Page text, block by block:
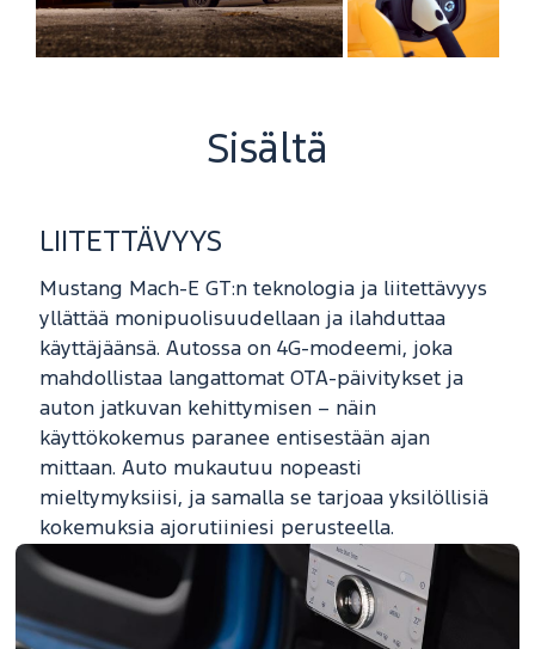
Sisältä
LIITETTÄVYYS
Mustang Mach-E GT:n teknologia ja liitettävyys
yllättää monipuolisuudellaan ja ilahduttaa
käyttäjäänsä. Autossa on 4G-modeemi, joka
mahdollistaa langattomat OTA-päivitykset ja
auton jatkuvan kehittymisen – näin
käyttökokemus paranee entisestään ajan
mittaan. Auto mukautuu nopeasti
mieltymyksiisi, ja samalla se tarjoaa yksilöllisiä
kokemuksia ajorutiiniesi perusteella.